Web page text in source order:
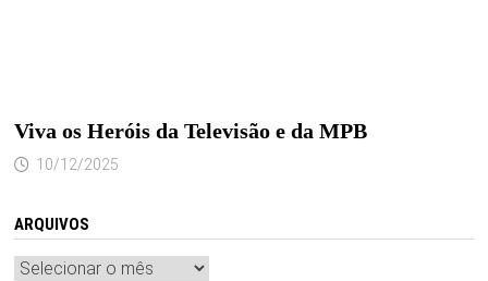
Viva os Heróis da Televisão e da MPB
10/12/2025
ARQUIVOS
Arquivos